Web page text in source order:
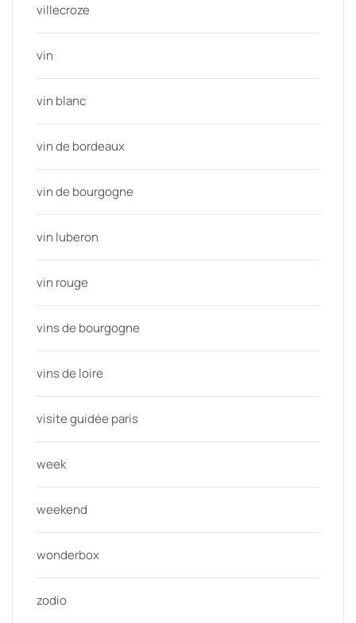
villecroze
vin
vin blanc
vin de bordeaux
vin de bourgogne
vin luberon
vin rouge
vins de bourgogne
vins de loire
visite guidée paris
week
weekend
wonderbox
zodio